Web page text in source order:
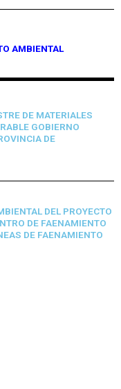
AMBIENTAL
DE MATERIALES
GOBIERNO
DE
DEL PROYECTO
DE FAENAMIENTO
DE FAENAMIENTO